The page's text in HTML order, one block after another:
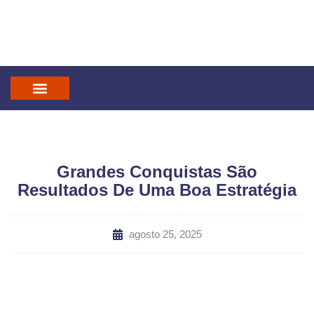
Grandes Conquistas São
Resultados De Uma Boa Estratégia
agosto 25, 2025